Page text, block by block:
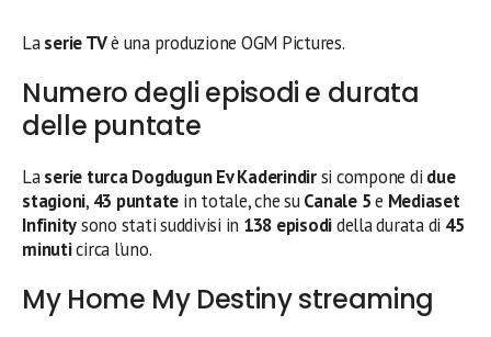
Laserie TVè una produzione OGM Pictures.
Numero degli episodi e durata
delle puntate
Laserie turca Dogdugun Ev Kaderindirsi compone di due
stagioni, 43 puntate in totale, che suCanale 5e Mediaset
Infinitysono stati suddivisi in 138 episodidella durata di 45
minuticirca l’uno.
My Home My Destiny streaming